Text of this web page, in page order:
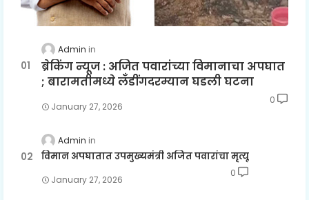
Admin
ब्रेकिंग न्यूज : अजित पवारांच्या विमानाचा अपघात
; बारामतीमध्ये लॅंडींगदरम्यान घडली घटना
January 27, 2026
0
Admin
विमान अपघातात उपमुख्यमंत्री अजित पवारांचा मृत्यू
January 27, 2026
0